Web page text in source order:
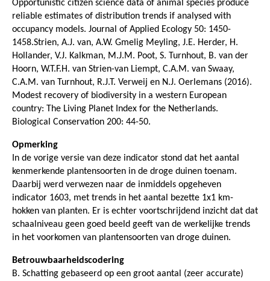
Opportunistic citizen science data of animal species produce
reliable estimates of distribution trends if analysed with
occupancy models. Journal of Applied Ecology 50: 1450-
1458.Strien, A.J. van, A.W. Gmelig Meyling, J.E. Herder, H.
Hollander, V.J. Kalkman, M.J.M. Poot, S. Turnhout, B. van der
Hoorn, W.T.F.H. van Strien-van Liempt, C.A.M. van Swaay,
C.A.M. van Turnhout, R.J.T. Verweij en N.J. Oerlemans (2016).
Modest recovery of biodiversity in a western European
country: The Living Planet Index for the Netherlands.
Biological Conservation 200: 44-50.
Opmerking
In de vorige versie van deze indicator stond dat het aantal
kenmerkende plantensoorten in de droge duinen toenam.
Daarbij werd verwezen naar de inmiddels opgeheven
indicator 1603, met trends in het aantal bezette 1x1 km-
hokken van planten. Er is echter voortschrijdend inzicht dat dat
schaalniveau geen goed beeld geeft van de werkelijke trends
in het voorkomen van plantensoorten van droge duinen.
Betrouwbaarheidscodering
B. Schatting gebaseerd op een groot aantal (zeer accurate)